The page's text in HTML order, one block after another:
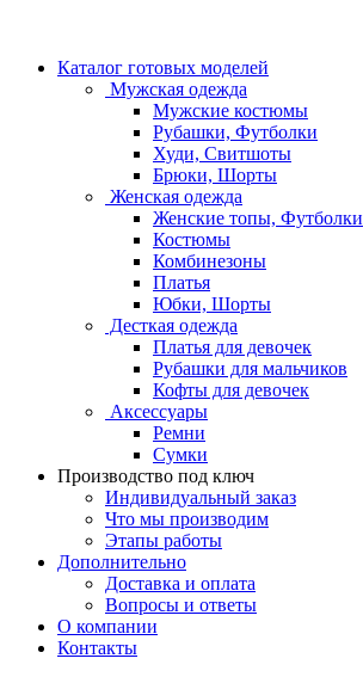
Каталог готовых моделей
Мужская одежда
Мужские костюмы
Рубашки, Футболки
Худи, Свитшоты
Брюки, Шорты
Женская одежда
Женские топы, Футболки
Костюмы
Комбинезоны
Платья
Юбки, Шорты
Десткая одежда
Платья для девочек
Рубашки для мальчиков
Кофты для девочек
Аксессуары
Ремни
Сумки
Производство под ключ
Индивидуальный заказ
Что мы производим
Этапы работы
Дополнительно
Доставка и оплата
Вопросы и ответы
О компании
Контакты